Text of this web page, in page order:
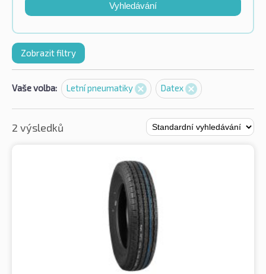
Vyhledávání
Zobrazit filtry
Vaše volba: Letní pneumatiky Datex
2 výsledků